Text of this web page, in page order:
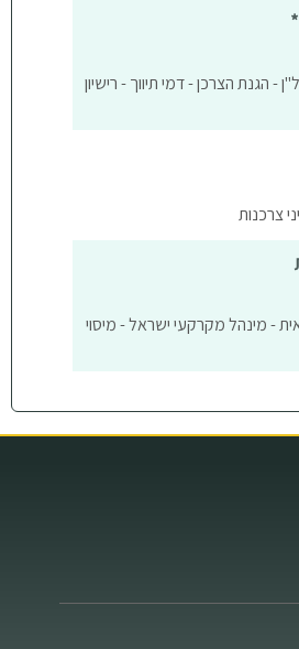
- הגנת הצרכן - דמי תיווך - רישיון
צרכנות
- מינהל מקרקעי ישראל - מיסוי